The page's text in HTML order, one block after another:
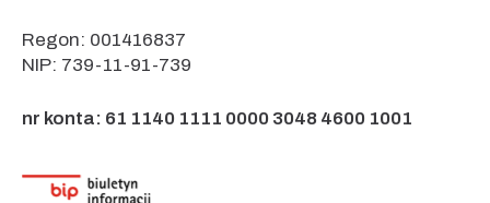
Regon: 001416837
NIP: 739-11-91-739
nr konta: 61 1140 1111 0000 3048 4600 1001